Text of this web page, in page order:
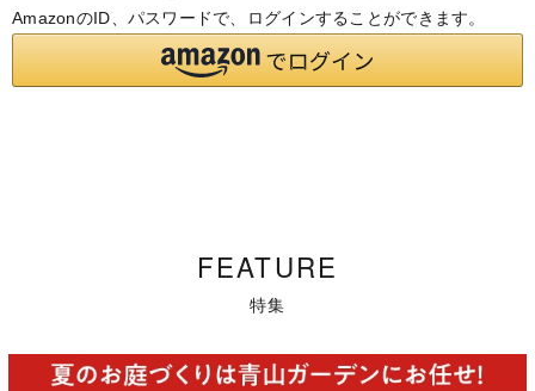
AmazonのID、パスワードで、ログインすることができます。
FEATURE
特集